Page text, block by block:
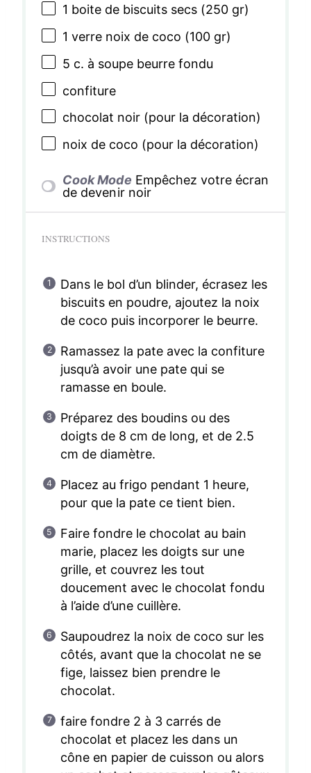
1 boite de biscuits secs (250 gr)
1 verre noix de coco (100gr)
5 c. à soupe beurre fondu
confiture
chocolat noir (pour la décoration)
noix de coco (pour la décoration)
Cook Mode Empêchez votre écran
de devenir noir
INSTRUCTIONS
Dans le bol d’un blinder, écrasez les
biscuits en poudre, ajoutez la noix
de coco puis incorporer le beurre.
Ramassez la pate avec la confiture
jusqu’à avoir une pate qui se
ramasse en boule.
Préparez des boudins ou des
doigts de 8 cm de long, et de 2.5
cm de diamètre.
Placez au frigo pendant 1 heure,
pour que la pate ce tient bien.
Faire fondre le chocolat au bain
marie, placez les doigts sur une
grille, et couvrez les tout
doucement avec le chocolat fondu
à l’aide d’une cuillère.
Saupoudrez la noix de coco sur les
côtés, avant que la chocolat ne se
fige, laissez bien prendre le
chocolat.
faire fondre 2 à 3 carrés de
chocolat et placez les dans un
cône en papier de cuisson ou alors